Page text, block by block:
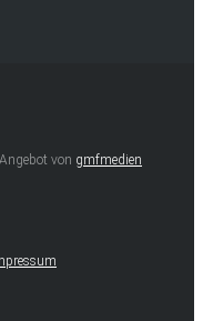
von gmfmedien